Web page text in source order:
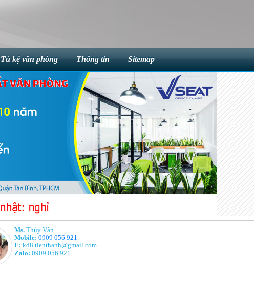
Tủ kệ văn phòng Thông tin Sitemap
Ms.Thúy Vân
Mobile: 0909 056 921
E: kd8.tienthanh@gmail.com
Zalo: 0909 056 921